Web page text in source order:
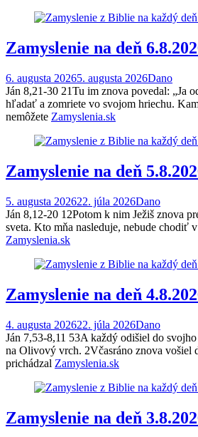
Zamyslenie na deň
6. augusta 20265. augusta 2026Dano
Ján 8,21-30 21Tu im znova povedal: „Ja
hľadať a zomriete vo svojom hriechu.
nemôžete Zamyslenia.sk
Zamyslenie na deň
5. augusta 202622. júla 2026Dano
Ján 8,12-20 12Potom k nim Ježiš znova
sveta. Kto mňa nasleduje, nebude chodiť
Zamyslenia.sk
Zamyslenie na deň
4. augusta 202622. júla 2026Dano
Ján 7,53-8,11 53A každý odišiel do
na Olivový vrch. 2Včasráno znova vošiel
prichádzal Zamyslenia.sk
Zamyslenie na deň